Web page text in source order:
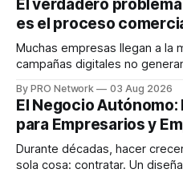
en tiempo real para ayudar a
decisiones sobre su salud
responder
El verdadero
es el proceso
Muchas empresas llegan a la
campañas digitales no
INTERIUS, el problema suele estar
una entrevista para el podcast
marketing digital explicó que
By PRO Network 03 Aug 2026
El Negocio
para Empresarios y
Durante décadas, hacer
sola cosa: contratar. Un